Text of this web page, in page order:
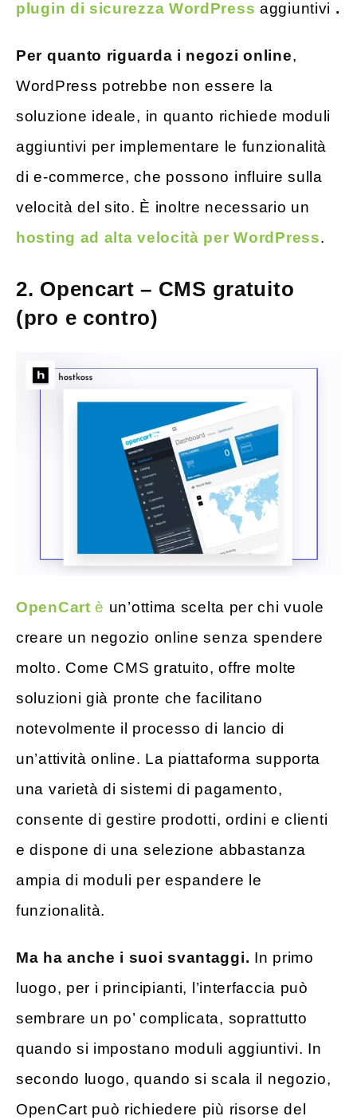
plugin di sicurezza WordPress aggiuntivi .
Per quanto riguarda i negozi online,
WordPress potrebbe non essere la
soluzione ideale, in quanto richiede moduli
aggiuntivi per implementare le funzionalità
di e-commerce, che possono influire sulla
velocità del sito. È inoltre necessario un
hosting ad alta velocità per WordPress.
2. Opencart – CMS gratuito
(pro e contro)
OpenCart è un’ottima scelta per chi vuole
creare un negozio online senza spendere
molto. Come CMS gratuito, offre molte
soluzioni già pronte che facilitano
notevolmente il processo di lancio di
un’attività online. La piattaforma supporta
una varietà di sistemi di pagamento,
consente di gestire prodotti, ordini e clienti
e dispone di una selezione abbastanza
ampia di moduli per espandere le
funzionalità.
Ma ha anche i suoi svantaggi. In primo
luogo, per i principianti, l’interfaccia può
sembrare un po’ complicata, soprattutto
quando si impostano moduli aggiuntivi. In
secondo luogo, quando si scala il negozio,
OpenCart può richiedere più risorse del